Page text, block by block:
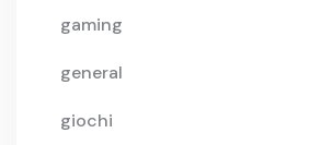
gaming
general
giochi